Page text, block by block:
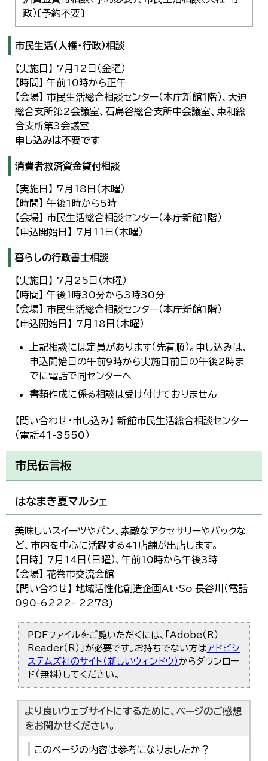
政）〔予約不要〕
市民生活（人権・行政）相談
【実施日】 7月12日（金曜）
【時間】 午前10時から正午
【会場】 市民生活総合相談センター（本庁新館1階）、大迫
総合支所第2会議室、石鳥谷総合支所中会議室、東和総
合支所第3会議室
申し込みは不要です
消費者救済資金貸付相談
【実施日】 7月18日（木曜）
【時間】 午後1時から5時
【会場】 市民生活総合相談センター（本庁新館1階）
【申込開始日】 7月11日（木曜）
暮らしの行政書士相談
【実施日】 7月25日（木曜）
【時間】 午後1時30分から3時30分
【会場】 市民生活総合相談センター（本庁新館1階）
【申込開始日】 7月18日（木曜）
上記相談には定員があります（先着順）。申し込みは、
申込開始日の午前9時から実施日前日の午後2時ま
でに電話で同センターへ
書類作成に係る相談は受け付けておりません
【問い合わせ・申し込み】 新館市民生活総合相談センター
（電話41-3550）
市民伝言板
はなまき夏マルシェ
美味しいスイーツやパン、素敵なアクセサリーやバックな
ど、市内を中心に活躍する41店舗が出店します。
【日時】 7月14日（日曜）、午前10時から午後3時
【会場】 花巻市交流会館
【問い合わせ】 地域活性化創造企画At・So 長谷川（電話
090-6222- 2278)
PDFファイルをご覧いただくには、「Adobe（R）
Reader（R）」が必要です。お持ちでない方はアドビシ
ステムズ社のサイト（新しいウィンドウ） からダウンロー
ド（無料）してください。
より良いウェブサイトにするために、ページのご感想
をお聞かせください。
このページの内容は参考になりましたか？